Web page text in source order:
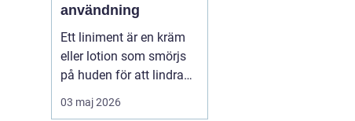
användning
Ett liniment är en kräm
eller lotion som smörjs
på huden för att lindra
muskelvärk, stelhet och
ibland också ledbesvär.
03 maj 2026